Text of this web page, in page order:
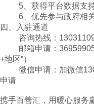
5、获得平台数据支
6、优先参与政府相
四、入驻通道
咨询热线：
邮箱申请：
+地区”）
微信申请：加微信
申请
携手百善汇，用暖心服务